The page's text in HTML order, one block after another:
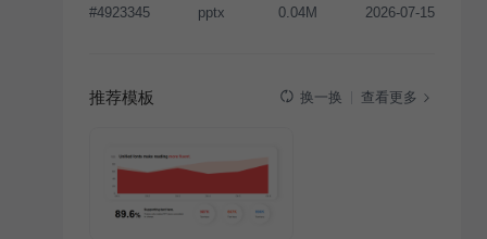
经投权许可任何人不得擅自转载和分发，否则将接照我
#4923345 pptx 0.04M 2026-07-15
推荐模板 换一换 查看更多